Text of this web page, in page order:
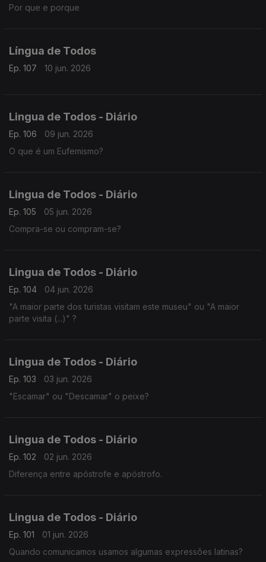
Por que e porque
Língua de Todos
Ep. 107 10 jun. 2026
Lingua de Todos - Diário
Ep. 106
09 jun. 2026
O que é um Eufemismo?
Lingua de Todos - Diário
Ep. 105
05 jun. 2026
Compra-se ou compram-se?
Lingua de Todos - Diário
Ep. 104
04 jun. 2026
"A maior parte dos turistas visitam este museu" ou "A maior
parte visita (...)" ?
Lingua de Todos - Diário
Ep. 103
03 jun. 2026
"Escamar" ou "Descamar" o peixe?
Lingua de Todos - Diário
Ep. 102
02 jun. 2026
Diferença entre apóstrofe e apóstrofo.
Lingua de Todos - Diário
Ep. 101
01 jun. 2026
Quando comunicamos usamos algumas expressões latinas?